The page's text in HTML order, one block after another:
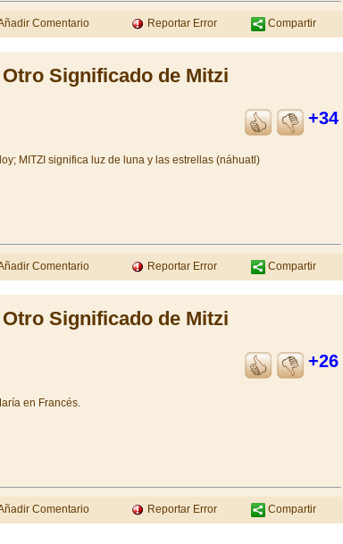
Comentario Reportar Error Compartir
Otro Significado de Mitzi
+34
MITZI significa luz de luna y las estrellas (náhuatl)
Comentario Reportar Error Compartir
Otro Significado de Mitzi
+26
en Francés.
Comentario Reportar Error Compartir